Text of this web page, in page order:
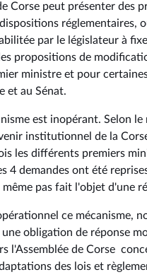
Corse peut présenter des
réglementaires,
par le législateur à
propositions de
ministre et pour
et au Sénat.
est inopérant. Selon
institutionnel de la
les différents premiers
4 demandes ont été
pas fait l'objet d'une
ce mécanisme,
obligation de réponse
l'Assemblée de Corse
des lois et